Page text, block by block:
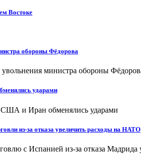
Востоке
обороны Фёдорова
ударами
из‑за отказа увеличить расходы на НАТО